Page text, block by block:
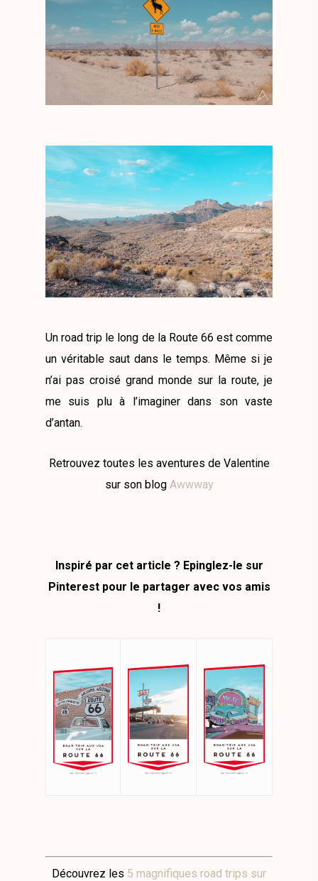
Un road trip le long de la Route 66 est comme
un véritable saut dans le temps. Même si je
n’ai pas croisé grand monde sur la route, je
me suis plu à l’imaginer dans son vaste
d’antan.
Retrouvez toutes les aventures de Valentine
sur son blog Awwway
Inspiré par cet article ? Epinglez-le sur
Pinterest pour le partager avec vos amis
!
Découvrez les 5 magnifiques road trips sur